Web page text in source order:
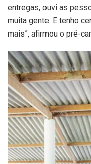
entregas, ouvi as
muita gente. E tenho
mais”, afirmou o pré-